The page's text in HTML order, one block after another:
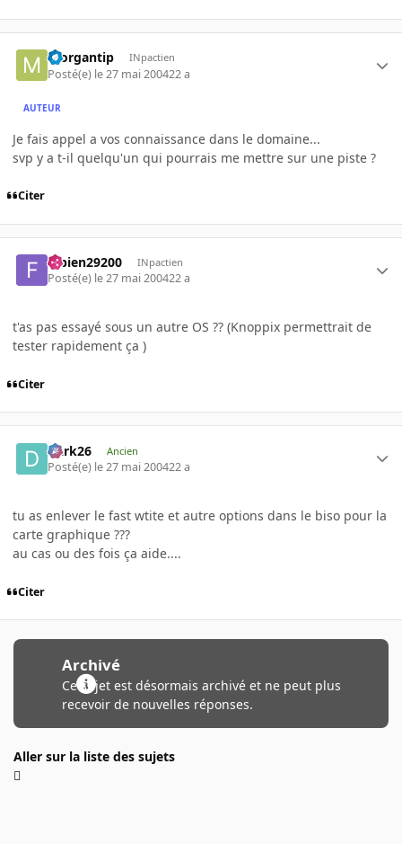
morgantip INpactien
Posté(e) le 27 mai 200422 a
AUTEUR
Je fais appel a vos connaissance dans le domaine...
svp y a t-il quelqu'un qui pourrais me mettre sur une piste ?
Citer
fabien29200 INpactien
Posté(e) le 27 mai 200422 a
t'as pas essayé sous un autre OS ?? (Knoppix permettrait de
tester rapidement ça )
Citer
Dark26 Ancien
Posté(e) le 27 mai 200422 a
tu as enlever le fast wtite et autre options dans le biso pour la
carte graphique ???
au cas ou des fois ça aide....
Citer
Archivé
Ce sujet est désormais archivé et ne peut plus
recevoir de nouvelles réponses.
Aller sur la liste des sujets